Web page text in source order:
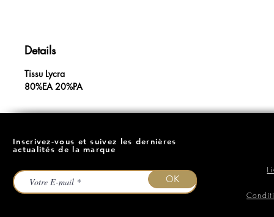
Details
Tissu Lycra
80%EA 20%PA
Inscrivez-vous et suivez les dernières
actualités de la marque
OK